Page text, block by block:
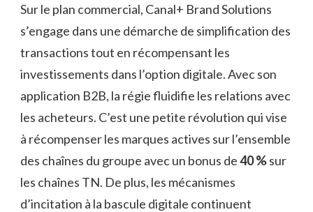
Sur le plan commercial, Canal+ Brand Solutions
s’engage dans une démarche de simplification des
transactions tout en récompensant les
investissements dans l’option digitale. Avec son
application B2B, la régie fluidifie les relations avec
les acheteurs. C’est une petite révolution qui vise
à récompenser les marques actives sur l’ensemble
des chaînes du groupe avec un bonus de40 %sur
les chaînes TN. De plus, les mécanismes
d’incitation à la bascule digitale continuent